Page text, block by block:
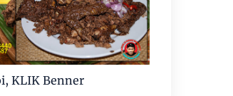
KLIK Benner